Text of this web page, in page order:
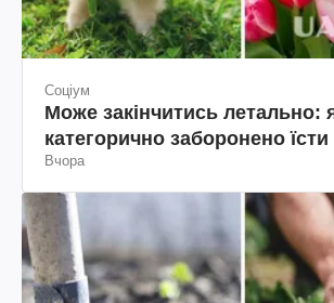
Соціум
Може закінчитись летально:
категорично заборонено
Вчора